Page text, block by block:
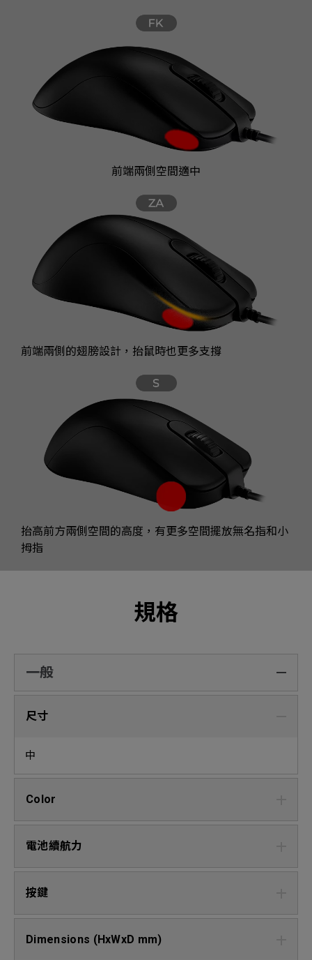
前端兩側空間適中
前端兩側的翅膀設計，抬鼠時也更多支撐
抬高前方兩側空間的高度，有更多空間擺放無名指和小
拇指
規格
一般
尺寸
中
Color
電池續航力
按鍵
Dimensions (HxWxD mm)